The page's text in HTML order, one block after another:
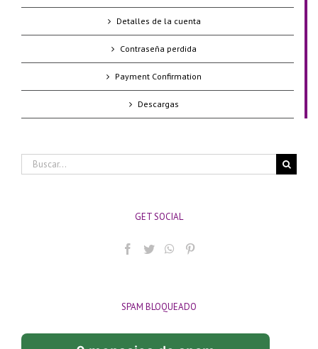
Detalles de la cuenta
Contraseña perdida
Payment Confirmation
Descargas
Buscar:
GET SOCIAL
SPAM BLOQUEADO